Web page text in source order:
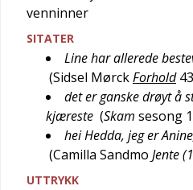
venninner
SITATER
Line har allerede
(Sidsel MørckForhold 43
det er ganske drøyt å
kjæreste (Skam sesong
hei Hedda, jeg er
(Camilla Sandmo Jente
UTTRYKK